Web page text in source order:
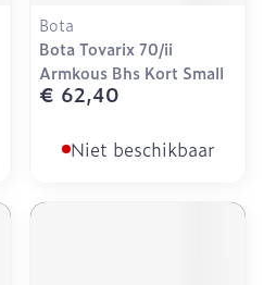
Bota
Bota Tovarix 70/ii
Armkous Bhs Kort Small
€ 62,40
Niet beschikbaar